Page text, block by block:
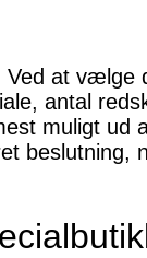
at
antal
muligt ud
beslutning,